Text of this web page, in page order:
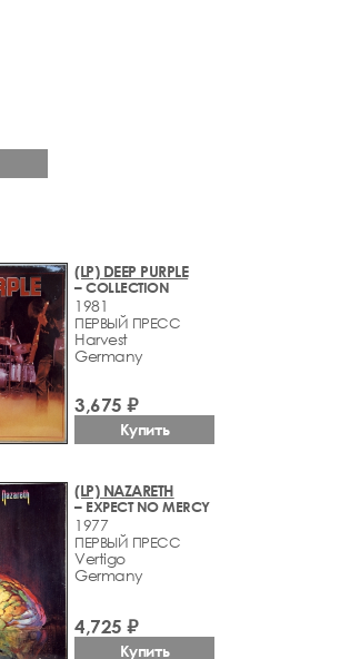
(LP) DEEP PURPLE
– COLLECTION
1981
ПЕРВЫЙ ПРЕСС
Harvest
Germany
3,675 ₽
Купить
(LP) NAZARETH
– EXPECT NO MERCY
1977
ПЕРВЫЙ ПРЕСС
Vertigo
Germany
4,725 ₽
Купить